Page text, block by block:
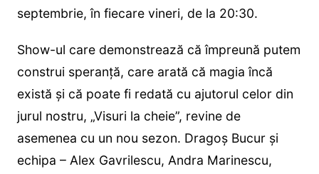
septembrie, în fiecare vineri, de la 20:30.
Show-ul care demonstrează că împreună putem
construi speranță, care arată că magia încă
există și că poate fi redată cu ajutorul celor din
jurul nostru, „Visuri la cheie”, revine de
asemenea cu un nou sezon. Dragoș Bucur și
echipa – Alex Gavrilescu, Andra Marinescu,